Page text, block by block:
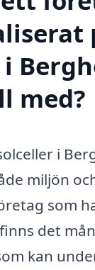
med?
i
miljön
som
det
kan